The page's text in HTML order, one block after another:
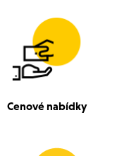
Cenové nabídky